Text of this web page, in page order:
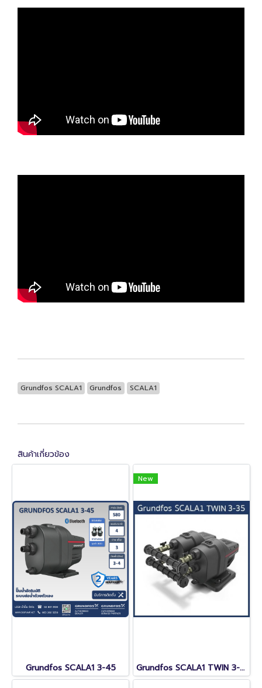
Grundfos SCALA1 Grundfos SCALA1
สินค้าเกี่ยวข้อง
Grundfos SCALA1 3-45
New
Grundfos SCALA1 TWIN 3-35 (รวมอุปกรณ์เสริมชุด TWIN แล้ว)